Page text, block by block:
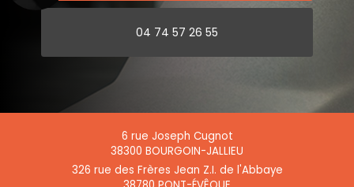
04 74 57 26 55
6 rue Joseph Cugnot
38300 BOURGOIN-JALLIEU
326 rue des Frères Jean Z.I. de l'Abbaye